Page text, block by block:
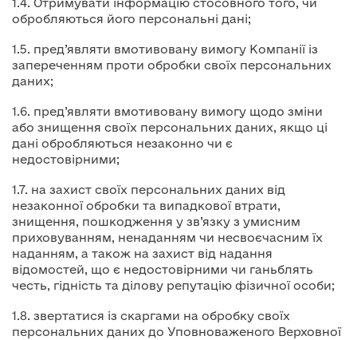
обробляються його персональні дані;
1.5. пред’являти вмотивовану вимогу Компанії із
запереченням проти обробки своїх персональних
даних;
1.6. пред’являти вмотивовану вимогу щодо зміни
або знищення своїх персональних даних, якщо ці
дані обробляються незаконно чи є
недостовірними;
1.7. на захист своїх персональних даних від
незаконної обробки та випадкової втрати,
знищення, пошкодження у зв’язку з умисним
приховуванням, ненаданням чи несвоєчасним їх
наданням, а також на захист від надання
відомостей, що є недостовірними чи ганьблять
честь, гідність та ділову репутацію фізичної особи;
1.8. звертатися із скаргами на обробку своїх
персональних даних до Уповноваженого Верховної